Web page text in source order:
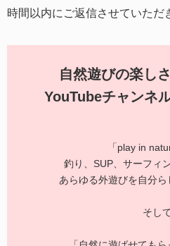
時間以内にご返信させていただ
自然遊びの楽し
YouTubeチャンネ
「play in
釣り、SUP、サーフィ
あらゆる外遊びを自分ら
そし